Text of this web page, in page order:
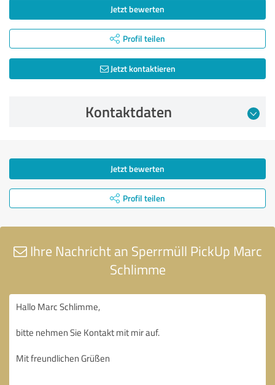
Jetzt bewerten
Profil teilen
Jetzt kontaktieren
Kontaktdaten
Jetzt bewerten
Profil teilen
Ihre Nachricht an Sperrmüll PickUp Marc
Schlimme